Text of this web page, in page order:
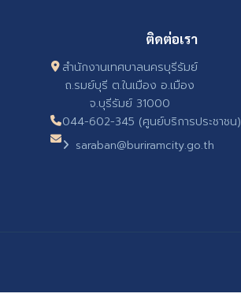
ติดต่อเรา
สำนักงานเทศบาลนครบุรีรัมย์
ถ.รมย์บุรี ต.ในเมือง อ.เมือง
จ.บุรีรัมย์ 31000
044-602-345 (ศูนย์บริการประชาชน)
saraban@buriramcity.go.th